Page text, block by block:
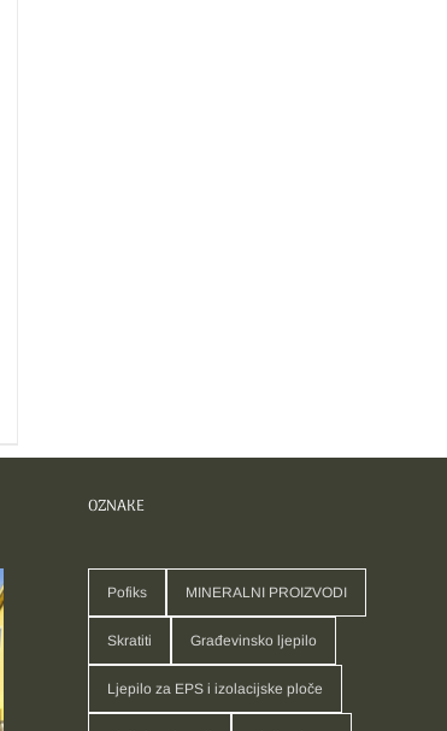
OZNAKE
Pofiks MINERALNI PROIZVODI
Skratiti Građevinsko ljepilo
Ljepilo za EPS i izolacijske ploče